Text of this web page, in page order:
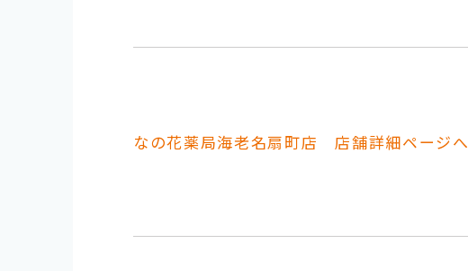
なの花薬局海老名扇町店 店舗詳細ページへ